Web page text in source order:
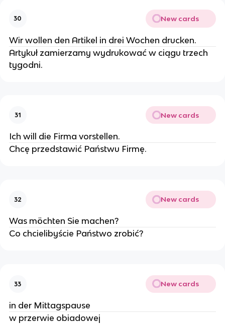
30 New cards
Wir wollen den Artikel in drei Wochen drucken.
Artykuł zamierzamy wydrukować w ciągu trzech
tygodni.
31 New cards
Ich will die Firma vorstellen.
Chcę przedstawić Państwu Firmę.
32 New cards
Was möchten Sie machen?
Co chcielibyście Państwo zrobić?
33 New cards
in der Mittagspause
w przerwie obiadowej